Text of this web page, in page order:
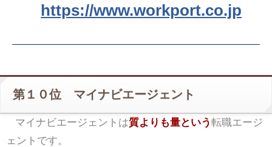
https://www.workport.co.jp
第１０位 マイナビエージェント
マイナビエージェントは質よりも量という転職エージ
ェントです。